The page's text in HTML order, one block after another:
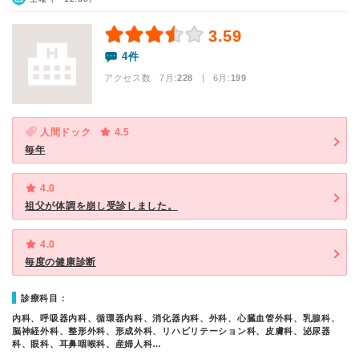
3.59
4件
アクセス数 7月:228 | 6月:199
人間ドック
4.5
毎年
4.0
祖父が体調を崩し受診しました。
4.0
毎度の健康診断
診療科目：
内科、呼吸器内科、循環器内科、消化器内科、外科、心臓血管外科、乳腺科、
脳神経外科、整形外科、形成外科、リハビリテーション科、皮膚科、泌尿器
科、眼科、耳鼻咽喉科、産婦人科…